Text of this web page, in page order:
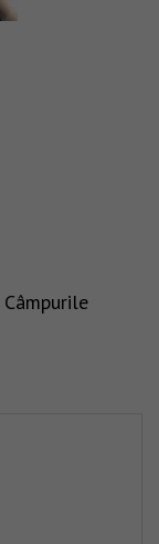
Câmpurile